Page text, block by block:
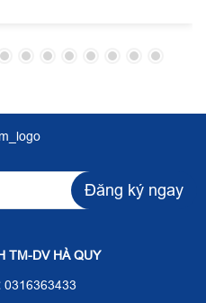
Đăng ký ngay
TM-DV HÀ QUY
0316363433